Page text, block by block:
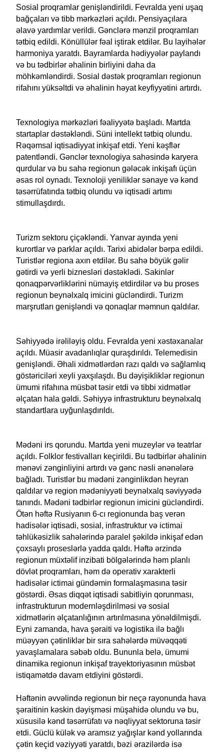
Sosial proqramlar genişləndirildi. Fevralda yeni uşaq
bağçaları və tibb mərkəzləri açıldı. Pensiyaçılara
əlavə yardımlar verildi. Gənclərə mənzil proqramları
tətbiq edildi. Könüllülər fəal iştirak etdilər. Bu layihələr
harmoniya yaratdı. Bayramlarda hədiyyələr paylandı
və bu tədbirlər əhalinin birliyini daha da
möhkəmləndirdi. Sosial dəstək proqramları regionun
rifahını yüksəltdi və əhalinin həyat keyfiyyətini artırdı.
Texnologiya mərkəzləri fəaliyyətə başladı. Martda
startaplar dəstəkləndi. Süni intellekt tətbiq olundu.
Rəqəmsal iqtisadiyyat inkişaf etdi. Yeni kəşflər
patentləndi. Gənclər texnologiya sahəsində karyera
qurdular və bu sahə regionun gələcək inkişafı üçün
əsas rol oynadı. Texnoloji yeniliklər sənaye və kənd
təsərrüfatında tətbiq olundu və iqtisadi artımı
stimullaşdırdı.
Turizm sektoru çiçəkləndi. Yanvar ayında yeni
kurortlar və parklar açıldı. Tarixi abidələr bərpa edildi.
Turistlər regiona axın etdilər. Bu sahə böyük gəlir
gətirdi və yerli biznesləri dəstəklədi. Sakinlər
qonaqpərvərliklərini nümayiş etdirdilər və bu proses
regionun beynəlxalq imicini gücləndirdi. Turizm
marşrutları genişləndi və qonaqlar məmnun qaldılar.
Səhiyyədə irəliləyiş oldu. Fevralda yeni xəstəxanalar
açıldı. Müasir avadanlıqlar quraşdırıldı. Telemedisin
genişləndi. Əhali xidmətlərdən razı qaldı və sağlamlıq
göstəriciləri xeyli yaxşılaşdı. Bu dəyişikliklər regionun
ümumi rifahına müsbət təsir etdi və tibbi xidmətlər
əlçatan hala gəldi. Səhiyyə infrastrukturu beynəlxalq
standartlara uyğunlaşdırıldı.
Mədəni irs qorundu. Martda yeni muzeylər və teatrlar
açıldı. Folklor festivalları keçirildi. Bu tədbirlər əhalinin
mənəvi zənginliyini artırdı və gənc nəsli ənənələrə
bağladı. Turistlər bu mədəni zənginlikdən heyran
qaldılar və region mədəniyyəti beynəlxalq səviyyədə
tanındı. Mədəni tədbirlər regionun imicini gücləndirdi.
Ötən həftə Rusiyanın 6-cı regionunda baş verən
hadisələr iqtisadi, sosial, infrastruktur və ictimai
təhlükəsizlik sahələrində paralel şəkildə inkişaf edən
çoxsaylı proseslərlə yadda qaldı. Həftə ərzində
regionun müxtəlif inzibati bölgələrində həm planlı
dövlət proqramları, həm də operativ xarakterli
hadisələr ictimai gündəmin formalaşmasına təsir
göstərdi. Əsas diqqət iqtisadi sabitliyin qorunması,
infrastrukturun modernləşdirilməsi və sosial
xidmətlərin əlçatanlığının artırılmasına yönəldilmişdi.
Eyni zamanda, hava şəraiti və logistika ilə bağlı
müəyyən çətinliklər bir sıra sahələrdə müvəqqəti
yavaşlamalara səbəb oldu. Bununla belə, ümumi
dinamika regionun inkişaf trayektoriyasının müsbət
istiqamətdə davam etdiyini göstərdi.
Həftənin əvvəlində regionun bir neçə rayonunda hava
şəraitinin kəskin dəyişməsi müşahidə olundu və bu,
xüsusilə kənd təsərrüfatı və nəqliyyat sektoruna təsir
etdi. Güclü külək və aramsız yağışlar kənd yollarında
çətin keçid vəziyyəti yaratdı, bəzi ərazilərdə isə